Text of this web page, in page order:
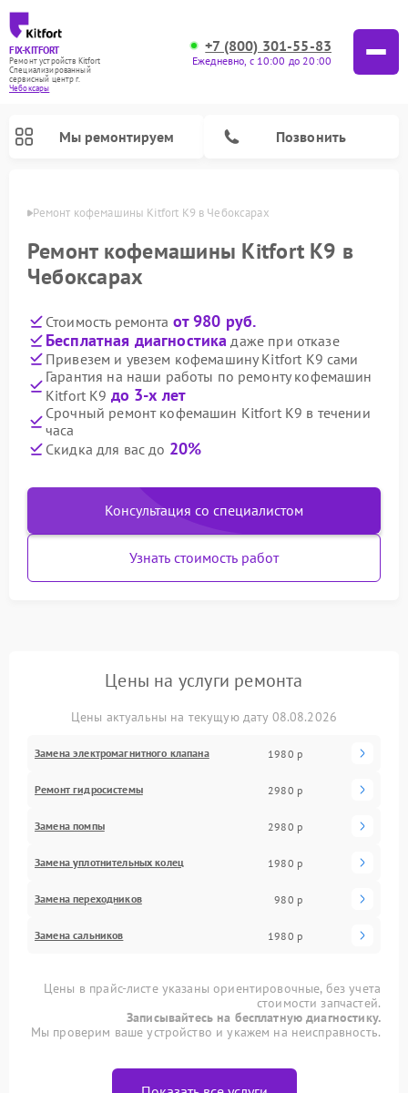
FIX-KITFORT
Ремонт устройств Kitfort
Специализированный
cервисный центр г.
Чебоксары
+7 (800) 301-55-83
Ежедневно, с 10:00 до 20:00
Мы ремонтируем Позвонить
Ремонт кофемашины Kitfort K9 в Чебоксарах
Ремонт кофемашины Kitfort K9 в
Чебоксарах
Стоимость ремонта от 980 руб.
Бесплатная диагностика даже при отказе
Привезем и увезем кофемашину Kitfort K9 сами
Гарантия на наши работы по ремонту кофемашин
Kitfort K9 до 3-х лет
Срочный ремонт кофемашин Kitfort K9 в течении
часа
Скидка для вас до 20%
Консультация со специалистом
Узнать стоимость работ
Цены на услуги ремонта
Цены актуальны на текущую дату 08.08.2026
Замена электромагнитного клапана 1980 р
Ремонт гидросистемы 2980 р
Замена помпы 2980 р
Замена уплотнительных колец 1980 р
Замена переходников 980 р
Замена сальников 1980 р
Цены в прайс-листе указаны ориентировочные, без учета
стоимости запчастей.
Записывайтесь на бесплатную диагностику.
Мы проверим ваше устройство и укажем на неисправность.